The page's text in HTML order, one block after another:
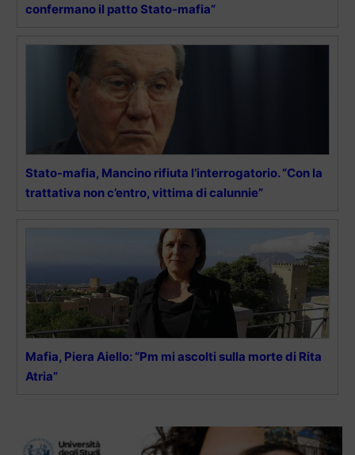
confermano il patto Stato-mafia”
Stato-mafia, Mancino rifiuta l’interrogatorio. “Con la
trattativa non c’entro, vittima di calunnie”
Mafia, Piera Aiello: “Pm mi ascolti sulla morte di Rita
Atria”